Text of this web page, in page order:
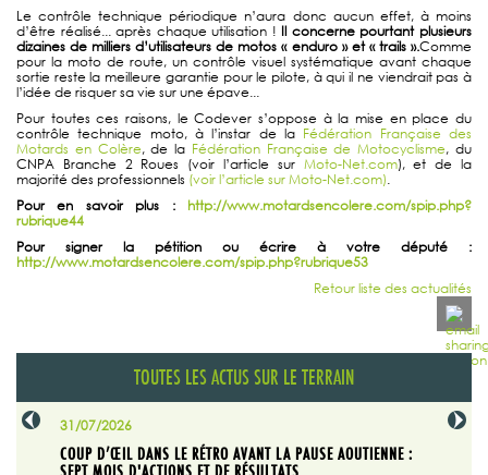
Le contrôle technique périodique n’aura donc aucun effet, à moins
d’être réalisé... après chaque utilisation ! Il concerne pourtant plusieurs
dizaines de milliers d’utilisateurs de motos « enduro » et « trails ».Comme
pour la moto de route, un contrôle visuel systématique avant chaque
sortie reste la meilleure garantie pour le pilote, à qui il ne viendrait pas à
l’idée de risquer sa vie sur une épave...
Pour toutes ces raisons, le Codever s’oppose à la mise en place du
contrôle technique moto, à l’instar de la Fédération Française des
Motards en Colère, de la Fédération Française de Motocyclisme, du
CNPA Branche 2 Roues (voir l’article sur Moto-Net.com), et de la
majorité des professionnels (voir l’article sur Moto-Net.com).
Pour en savoir plus : http://www.motardsencolere.com/spip.php?
rubrique44
Pour signer la pétition ou écrire à votre député :
http://www.motardsencolere.com/spip.php?rubrique53
Retour liste des actualités
TOUTES LES ACTUS SUR LE TERRAIN
31/07/2026
COUP D’ŒIL DANS LE RÉTRO AVANT LA PAUSE AOUTIENNE :
SEPT MOIS D'ACTIONS ET DE RÉSULTATS
29/07/